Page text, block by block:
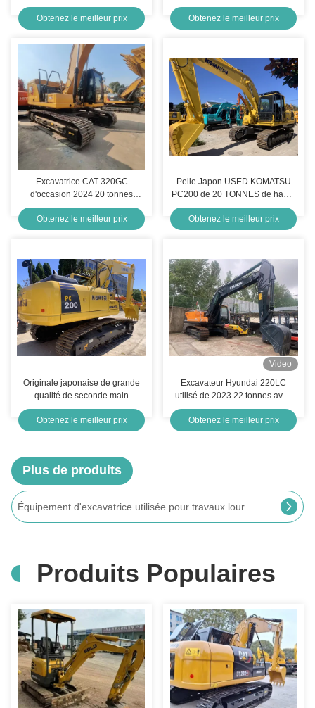
ordre de marche de 20 tonnes,
une capacité de godet de 1,44
m³ et une garantie de 12 mois
Obtenez le meilleur prix
et fiable pour le levage lourd
Obtenez le meilleur prix
Excavatrice CAT 320GC
d'occasion 2024 20 tonnes
Godet 1,19 m³ à vendre
Obtenez le meilleur prix
Pelle Japon USED KOMATSU
PC200 de 20 TONNES de haute
qualité à vendre
Obtenez le meilleur prix
Originale japonaise de grande
qualité de seconde main
Komatsu 200 Excavateur
d'occasion PC200 à Shanghai
Obtenez le meilleur prix
Video
Excavateur Hyundai 220LC
utilisé de 2023 22 tonnes avec
garantie de 12 mois
Obtenez le meilleur prix
Plus de produits
Jaune Utilisé XCMG Excavator Digger Xcmg 60DA Petite machine à creuser Excavator
Produits Populaires